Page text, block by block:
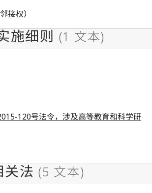
接权）
120号法令，涉及高等教育和科学研